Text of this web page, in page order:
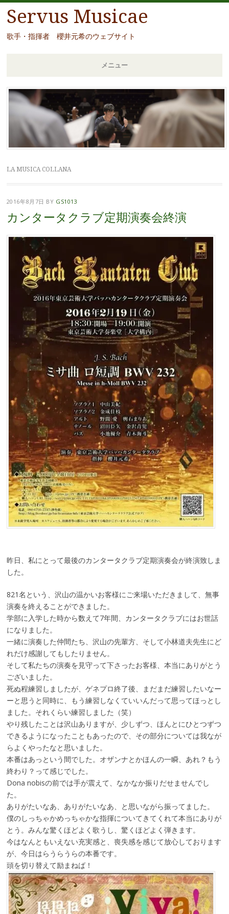
Servus Musicae
歌手・指揮者 櫻井元希のウェブサイト
メニュー
コ
ン
テ
移
LA MUSICA COLLANA
2016年8月7日 BY GS1013
カンタータクラブ定期演奏会終演
昨日、私にとって最後のカンタータクラブ定期演奏会が終演致しま
した。
821名という、沢山の温かいお客様にご来場いただきまして、無事
演奏を終えることができました。
学部に入学した時から数えて7年間、カンタータクラブにはお世話
になりました。
一緒に演奏した仲間たち、沢山の先輩方、そして小林道夫先生にど
れだけ感謝してもしたりません。
そして私たちの演奏を見守って下さったお客様、本当にありがとう
ございました。
死ぬ程練習しましたが、ゲネプロ終了後、まだまだ練習したいなー
ーと思うと同時に、もう練習しなくていいんだって思ってほっとし
ました。それくらい練習しました（笑）
やり残したことは沢山ありますが、少しずつ、ほんとにひとつずつ
できるようになったこともあったので、その部分については我なが
らよくやったなと思いました。
本番はあっという間でした。オザンナとかほんの一瞬、あれ？もう
終わり？って感じでした。
Dona nobisの前では手が震えて、なかなか振りだせませんでし
た。
ありがたいなあ、ありがたいなあ、と思いながら振ってました。
僕のしっちゃかめっちゃかな指揮についてきてくれて本当にありが
とう。みんな驚くほどよく歌うし、驚くほどよく弾きます。
今はなんともいえない充実感と、喪失感を感じて放心しております
が、今日はらうらうらの本番です。
頭を切り替えて励まねば！